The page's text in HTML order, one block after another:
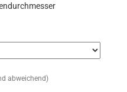
abweichend)